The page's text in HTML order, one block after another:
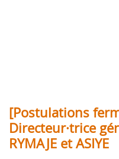
[Postulations
Directeur·trice
RYMAJE et ASIYE